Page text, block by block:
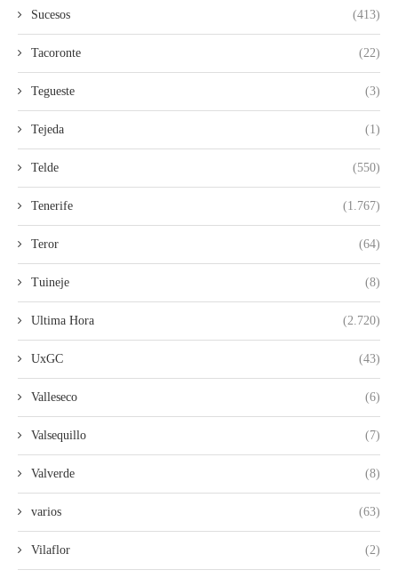
Sucesos (413)
Tacoronte (22)
Tegueste (3)
Tejeda (1)
Telde (550)
Tenerife (1.767)
Teror (64)
Tuineje (8)
Ultima Hora (2.720)
UxGC (43)
Valleseco (6)
Valsequillo (7)
Valverde (8)
varios (63)
Vilaflor (2)